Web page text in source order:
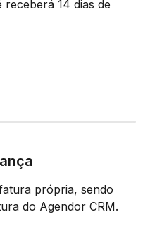
14 dias de
própria, sendo
do Agendor CRM.